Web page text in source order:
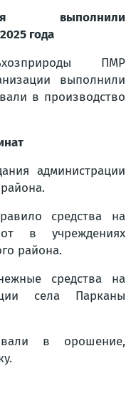
выполнили
года
ПМР
выполнили
в производство
администрации
средства на
в учреждениях
района.
средства на
села Парканы
в орошение,